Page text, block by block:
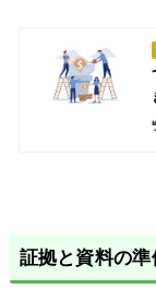
証拠と資料の準